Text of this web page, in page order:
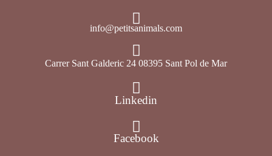
info@petitsanimals.com
Carrer Sant Galderic 24 08395 Sant Pol de Mar
Linkedin
Facebook